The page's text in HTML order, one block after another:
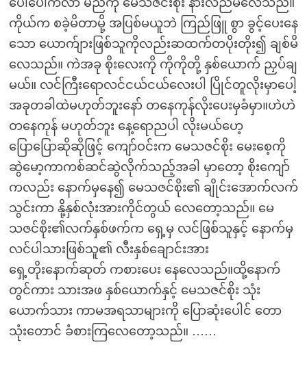
ပေါ်ပေါက်လာ မည်ကို မေသဇင်းစိုး နားလည်မိလေသည်။
ကိုယ်က စခဲ့မိတာမို့ အပြစ်မယူဘဲ ကြည်ဖြူ စွာ ခွင့်ပေးနေ
သော ယောက်ျားဖြစ်သူကိုလည်းဆထက်တပိုးတိုး၍ ချစ်မိ
လေသည်။ ကဲအခု စိုးလေးကို ကိုကိုတို့ နှစ်ယောက် ညှပ်ချ
မယ်။ လင်ကြီးရောလင်ငယ်ငယ်လေးပါ ပြိုင်တူလိုးမှာပေါ့
အခုတခါထဲမဟုတ်ဘူးနော် တနေကုန်လိုးပေးမှခံမှာ။ဟဲဟဲ
တနေကုန် မဟုတ်ဘူး နေ့ရောညပါ လိုးမယ်ဟေ့
ပြောပြောဆိုဆိုဖြင့် ကျော်ဝင်းက မေသဇင်စိုး မေးစေ့ကို
ဆွဲမော့ကာကစ်ဆင်ဆွဲလိုက်သည့်အခါ မှာတော့ စိုးကျော်
ကလည်း နောက်မှနေ၍ မေသဇင်စိုး၏ ချိုင်းအောက်လက်
သွင်းကာ နို့နှစ်လုံးအားကိုင်တွယ် လေတော့သည်။ မေ
သဇင်စိုး၏လက်နှစ်ဖက်က ရှေ့မှ လင်ဖြစ်သူနှင့် နောက်မှ
လင်ပါသားဖြစ်သူ၏ လီးနှစ်ချောင်းအား
ရှေ့တိုးနောက်ဆုတ် ကစားပေး နေလေသည်။ထို့နောက်
တွင်ကား သားအဖ နှစ်ယောက်နှင့် မေသဇင်စိုး သုံး
ယောက်သား ကာမအရသာများကို ပြောဆုံးပေါင် တော
သုံးတောင် ခံစားကြလေတော့သည်။ ……